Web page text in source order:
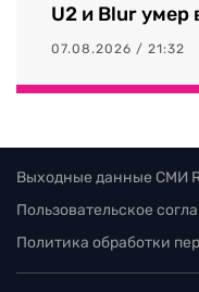
U2 и Blur умер
07.08.2026 / 21:32
Выходные данные СМИ
Пользовательское
Политика обработки